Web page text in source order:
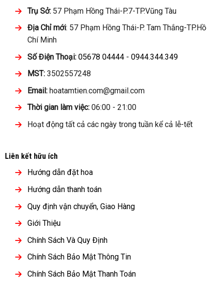
Trụ Sở: 57 Phạm Hồng Thái-P.7-TP.Vũng Tàu
Địa Chỉ mới: 57 Phạm Hồng Thái-P. Tam Thắng-TP.Hồ
Chí Minh
Số Điện Thoại: 05678 04444- 0944.344.349
MST:3502557248
Email: hoatamtien.com@gmail.com
Thời gian làm việc:06:00 - 21:00
Hoạt động tất cả các ngày trong tuần kể cả lễ-tết
Liên kết hữu ích
Hướng dẫn đặt hoa
Hướng dẫn thanh toán
Quy định vận chuyển, Giao Hàng
Giới Thiệu
Chính Sách Và Quy Định
Chính Sách Bảo Mật Thông Tin
Chính Sách Bảo Mật Thanh Toán